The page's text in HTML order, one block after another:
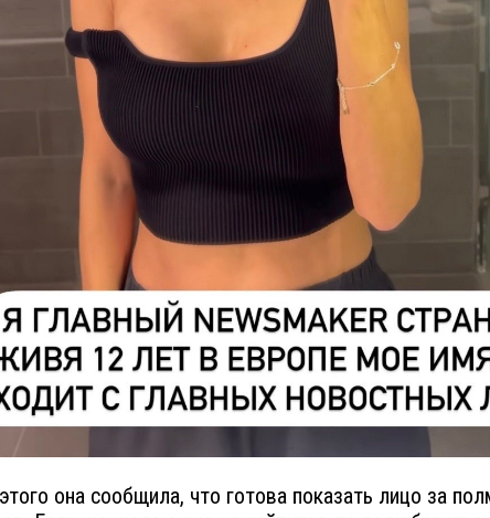
она сообщила, что готова показать лицо за